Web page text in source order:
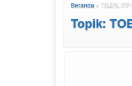
Beranda » TOEFL ITP
Topik: